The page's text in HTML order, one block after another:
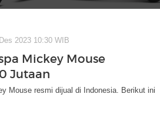
2023 10:30 WIB
Mickey Mouse
Jutaan
Mouse resmi dijual di Indonesia. Berikut ini